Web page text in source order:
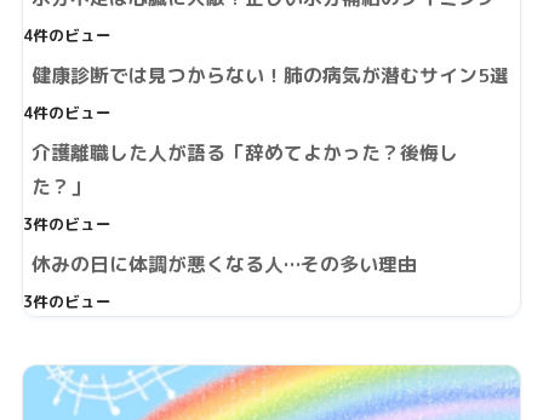
4件のビュー
健康診断では見つからない！肺の病気が潜むサイン5選
4件のビュー
介護離職した人が語る「辞めてよかった？後悔し
た？」
3件のビュー
休みの日に体調が悪くなる人…その多い理由
3件のビュー